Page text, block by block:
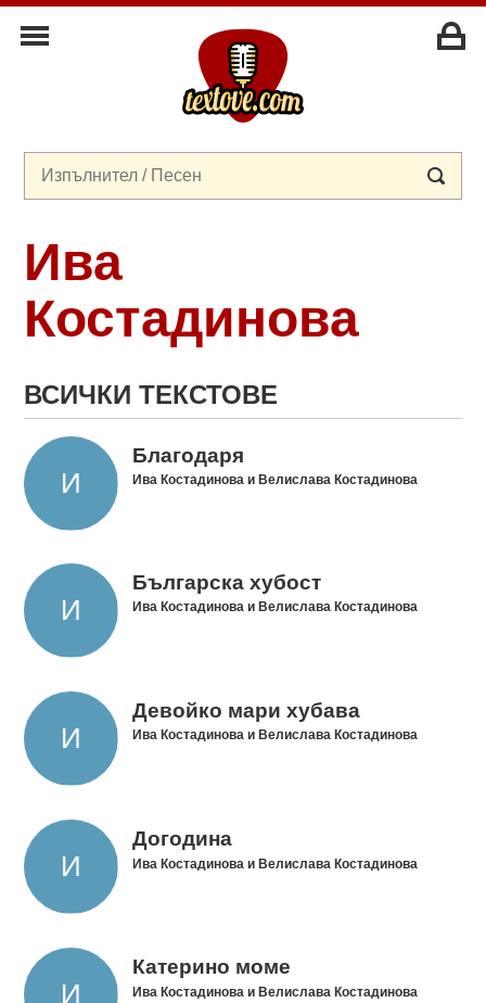
Ива
Костадинова
ВСИЧКИ ТЕКСТОВЕ
Благодаря
Ива Костадинова и Велислава Костадинова
Българска хубост
Ива Костадинова и Велислава Костадинова
Девойко мари хубава
Ива Костадинова и Велислава Костадинова
Догодина
Ива Костадинова и Велислава Костадинова
Катерино моме
Ива Костадинова и Велислава Костадинова